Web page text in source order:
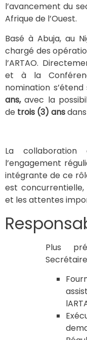
l’avancement du
Afrique de l’Ouest.
Basé à Abuja, au
chargé des
l’ARTAO.
et à la
nomination
ans,avec la
de trois (3) ans
La
l’engagement
intégrante de ce
est
et les attentes
Plus